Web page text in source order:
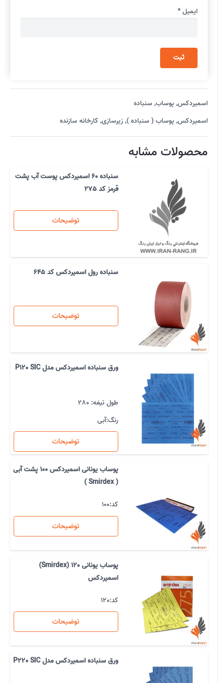
ایمیل*
اسمیردکس, پوساب, سنباده
اسمیردکس, پوساب ( سنباده ),زیرسازی, کارخانه سازنده
محصولات مشابه
سنباده 60 اسمیردکس پوست آب پشت
قرمز کد 275
توضیحات
سنباده رول اسمیردکس کد 645
توضیحات
ورق سنباده اسمیردکس مدل P120 SIC
طول تیغه:280
رنگ:آبی
توضیحات
پوساب یونانی اسمیردکس 100 پشت آبی
( Smirdex )
کد:100
توضیحات
پوساب یونانی 120 (Smirdex)
اسمیردکس
کد:120
توضیحات
ورق سنباده اسمیردکس مدل P220 SIC